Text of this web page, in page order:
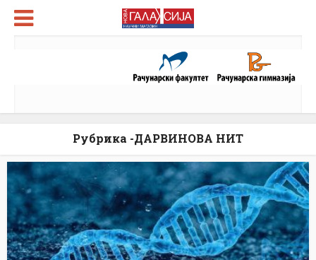
Рубрика -ДАРВИНОВА НИТ